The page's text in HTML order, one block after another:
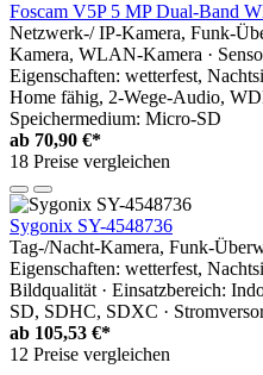
Foscam V5P 5 MP Dual-Band
Netzwerk-/ IP-Kamera, Funk-
Kamera, WLAN-Kamera ·
Eigenschaften: wetterfest,
Home fähig, 2-Wege-Audio,
Speichermedium: Micro-SD
ab 70,90 €*
18 Preise vergleichen
Sygonix SY-4548736
Tag-/Nacht-Kamera, Funk-
Eigenschaften: wetterfest,
Bildqualität · Einsatzbereich:
SD, SDHC, SDXC ·
ab 105,53 €*
12 Preise vergleichen